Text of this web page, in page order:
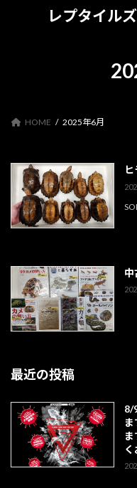
レプタイル
HOME 2025年6月
中
最近の投稿
8/
ま
く